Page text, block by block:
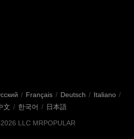
/ Français / Deutsch / Italiano /
文 / 한국어 / 日本語
LLC MRPOPULAR